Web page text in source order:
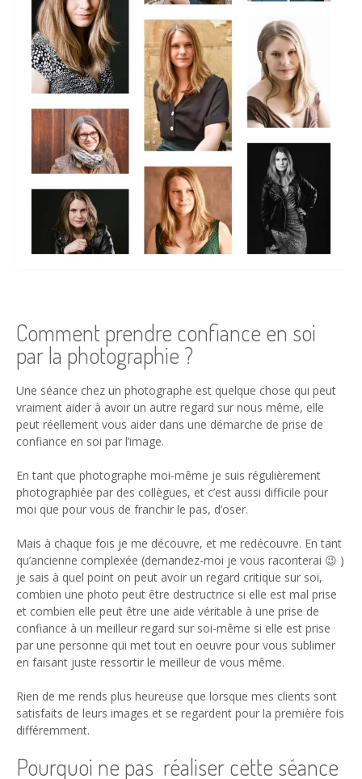
Comment prendre confiance en soi
par la photographie ?
Une séance chez un photographe est quelque chose qui peut
vraiment aider à avoir un autre regard sur nous même, elle
peut réellement vous aider dans une démarche de prise de
confiance en soi par l’image.
En tant que photographe moi-même je suis régulièrement
photographiée par des collègues, et c’est aussi difficile pour
moi que pour vous de franchir le pas, d’oser.
Mais à chaque fois je me découvre, et me redécouvre. En tant
qu’ancienne complexée (demandez-moi je vous raconterai 😉 )
je sais à quel point on peut avoir un regard critique sur soi,
combien une photo peut être destructrice si elle est mal prise
et combien elle peut être une aide véritable à une prise de
confiance à un meilleur regard sur soi-même si elle est prise
par une personne qui met tout en oeuvre pour vous sublimer
en faisant juste ressortir le meilleur de vous même.
Rien de me rends plus heureuse que lorsque mes clients sont
satisfaits de leurs images et se regardent pour la première fois
différemment.
Pourquoi ne pas réaliser cette séance